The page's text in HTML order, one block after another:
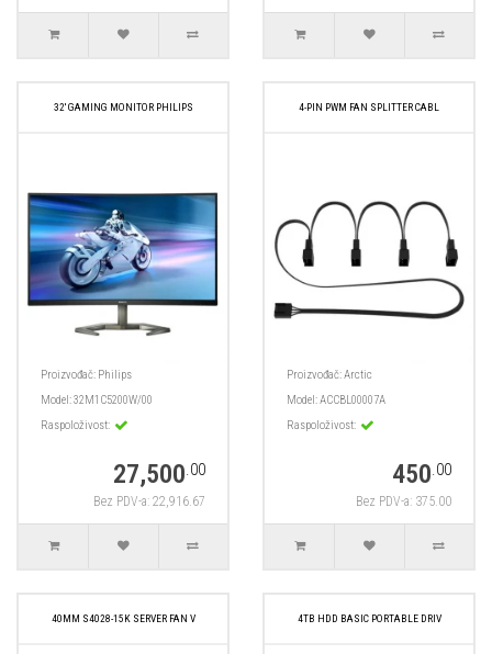
32' GAMING MONITOR PHILIPS
Proizvođač: Philips
Model:32M1C5200W/00
Raspoloživost:
27,500.00
Bez PDV-a: 22,916.67
4-PIN PWM FAN SPLITTER CABL
Proizvođač:Arctic
Model:ACCBL00007A
Raspoloživost:
450.00
Bez PDV-a: 375.00
40MM S4028-15K SERVER FAN V 4TB HDD BASIC PORTABLE DRIV